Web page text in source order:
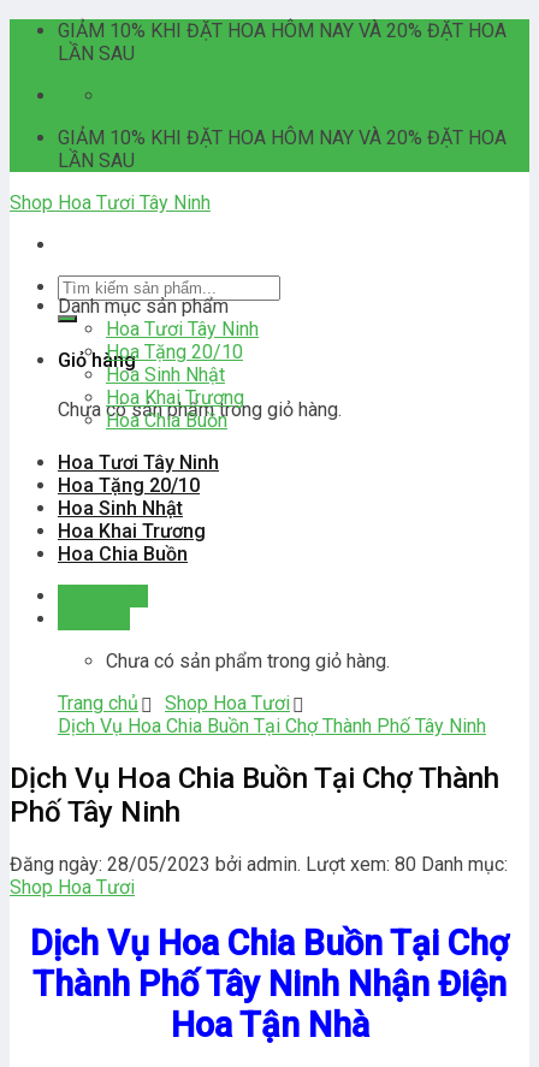
Skip
GIẢM 10% KHI ĐẶT HOA HÔM NAY VÀ 20% ĐẶT HOA
LẦN SAU
GIẢM 10% KHI ĐẶT HOA HÔM NAY VÀ 20% ĐẶT HOA
LẦN SAU
Shop Hoa Tươi Tây Ninh
Tìm
kiếm:
Giỏ hàng
Chưa có sản phẩm trong giỏ hàng.
Danh mục sản phẩm
Hoa Tươi Tây Ninh
Hoa Tặng 20/10
Hoa Sinh Nhật
Hoa Khai Trương
Hoa Chia Buồn
Hoa Tươi Tây Ninh
Hoa Tặng 20/10
Hoa Sinh Nhật
Hoa Khai Trương
Hoa Chia Buồn
Chưa có sản phẩm trong giỏ hàng.
Trang chủ
Shop Hoa Tươi
Dịch Vụ Hoa Chia Buồn Tại Chợ Thành Phố Tây Ninh
Dịch Vụ Hoa Chia Buồn Tại Chợ Thành
Phố Tây Ninh
Đăng ngày: 28/05/2023 bởi admin. Lượt xem: 80 Danh mục:
Shop Hoa Tươi
Dịch Vụ Hoa Chia Buồn Tại Chợ
Thành Phố Tây Ninh Nhận Điện
Hoa Tận Nhà